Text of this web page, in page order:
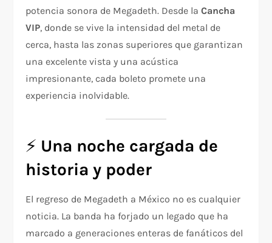
potencia sonora de Megadeth. Desde laCancha
VIP, donde se vive la intensidad del metal de
cerca, hasta las zonas superiores que garantizan
una excelente vista y una acústica
impresionante, cada boleto promete una
experiencia inolvidable.
⚡ Una noche cargada de
historia y poder
El regreso de Megadeth a México no es cualquier
noticia. La banda ha forjado un legado que ha
marcado a generaciones enteras de fanáticos del